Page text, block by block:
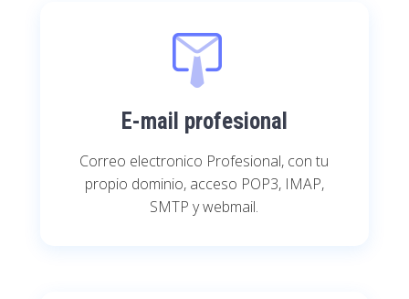
E-mail profesional
Correo electronico Profesional, con tu
propio dominio, acceso POP3, IMAP,
SMTP y webmail.